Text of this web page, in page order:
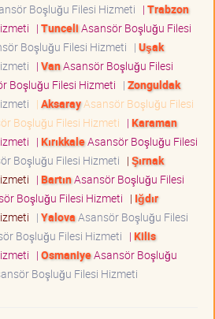
Boşluğu Filesi Hizmeti | Trabzon
| TunceliAsansör Boşluğu Filesi
Boşluğu Filesi Hizmeti | Uşak
| VanAsansör Boşluğu Filesi
Boşluğu Filesi Hizmeti | Zonguldak
| AksarayAsansör Boşluğu Filesi
Boşluğu Filesi Hizmeti | Karaman
| KırıkkaleAsansör Boşluğu Filesi
Boşluğu Filesi Hizmeti | Şırnak
| BartınAsansör Boşluğu Filesi
Boşluğu Filesi Hizmeti | Iğdır
| YalovaAsansör Boşluğu Filesi
Boşluğu Filesi Hizmeti | Kilis
| OsmaniyeAsansör Boşluğu
Boşluğu Filesi Hizmeti